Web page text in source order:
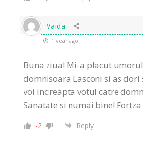
Vaida
1 year ago
Buna ziua! Mi-a placut
domnisoara Lasconi si as dori
voi indreapta votul catre
Sanatate si numai bine! Fortza
-2 Reply